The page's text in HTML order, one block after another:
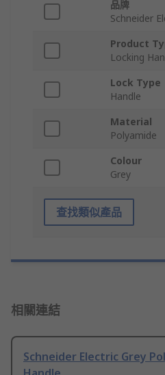
品牌
Schneider
Product
Locking
Lock Type
Handle
Material
Polyamide
Colour
Grey
查找類似產品
相關連結
Schneider Electric Grey